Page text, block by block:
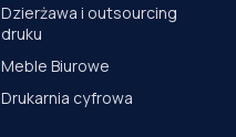
Dzierżawa i outsourcing
druku
Meble Biurowe
Drukarnia cyfrowa